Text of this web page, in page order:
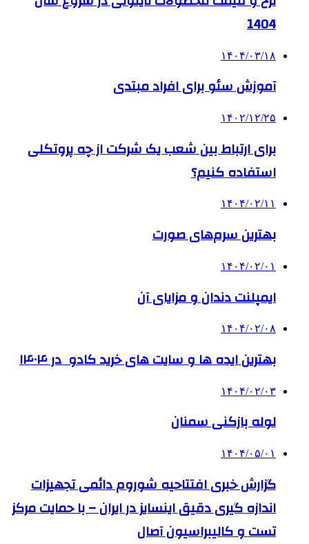
1404
۱۴۰۴/۰۳/۱۸
آموزش سئو برای افراد مبتدی
۱۴۰۲/۱۲/۲۵
برای ارتباط بین شعب یک شرکت از چه پروتکلی
استفاده کنیم؟
۱۴۰۴/۰۲/۱۱
بهترین سرم‌های صورت
۱۴۰۴/۰۲/۰۱
ایمپلنت دندان و مزایای آن
۱۴۰۴/۰۲/۰۸
بهترین ایده ها و سایت های خرید کادو در ۱۴۰۴
۱۴۰۴/۰۲/۰۳
لوله بازکنی سمنان
۱۴۰۴/۰۵/۰۱
گزارش خبری افتتاحیه شوروم دائمی تجهیزات
اندازه گیری دقیق اینسایز در ایران – با حمایت مرکز
تست و کالیبراسیون آصال